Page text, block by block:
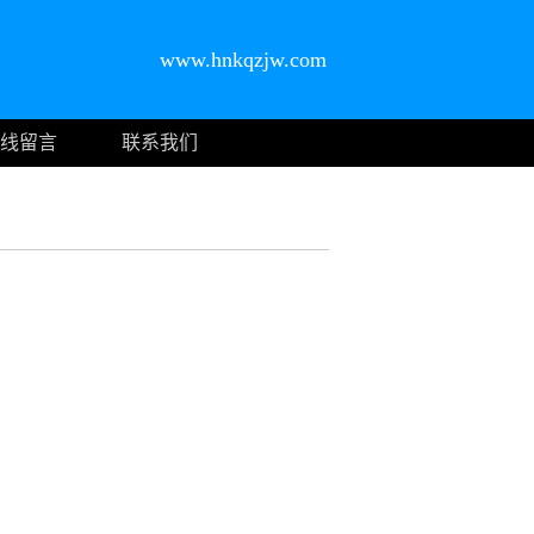
www.hnkqzjw.com
留言
联系我们